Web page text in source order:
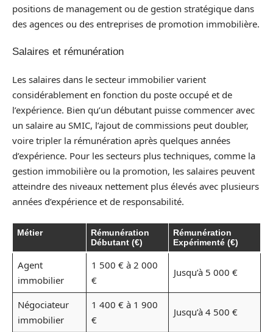
positions de management ou de gestion stratégique dans
des agences ou des entreprises de promotion immobilière.
Salaires et rémunération
Les salaires dans le secteur immobilier varient
considérablement en fonction du poste occupé et de
l’expérience. Bien qu’un débutant puisse commencer avec
un salaire au SMIC, l’ajout de commissions peut doubler,
voire tripler la rémunération après quelques années
d’expérience. Pour les secteurs plus techniques, comme la
gestion immobilière ou la promotion, les salaires peuvent
atteindre des niveaux nettement plus élevés avec plusieurs
années d’expérience et de responsabilité.
Métier
Rémunération
Débutant (€)
Rémunération
Expérimenté (€)
Agent
immobilier
1 500 € à 2 000
€
Jusqu’à 5 000 €
Négociateur
immobilier
1 400 € à 1 900
€
Jusqu’à 4 500 €